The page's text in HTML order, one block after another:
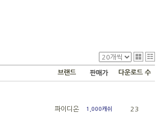
브랜드 판매가 다운로드 수
파이디온 1,000캐쉬 23